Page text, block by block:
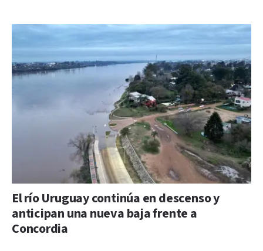
El río Uruguay continúa en descenso y
anticipan una nueva baja frente a
Concordia